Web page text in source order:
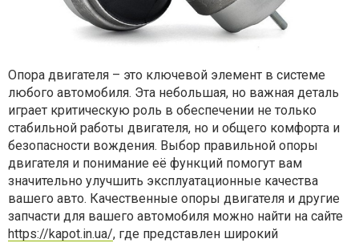
Опора двигателя – это ключевой элемент в системе
любого автомобиля. Эта небольшая, но важная деталь
играет критическую роль в обеспечении не только
стабильной работы двигателя, но и общего комфорта и
безопасности вождения. Выбор правильной опоры
двигателя и понимание её функций помогут вам
значительно улучшить эксплуатационные качества
вашего авто. Качественные опоры двигателя и другие
запчасти для вашего автомобиля можно найти на сайте
https://kapot.in.ua/, где представлен широкий